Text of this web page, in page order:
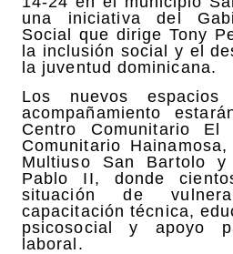
una iniciativa del
Social que dirige Tony
la inclusión social y el
la juventud dominicana.
Los nuevos
acompañamiento
Centro Comunitario
Comunitario
Multiuso San Bartolo
Pablo II, donde
situación de
capacitación técnica,
psicosocial y apoyo
laboral.